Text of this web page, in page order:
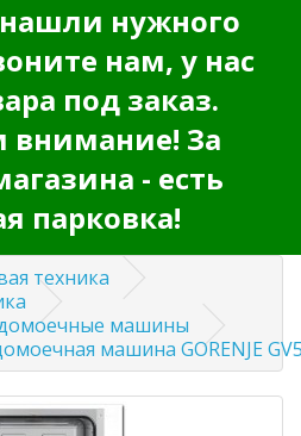
нужного
нам, у нас
под заказ.
внимание! За
- есть
парковка!
техника
машины
машина GORENJE